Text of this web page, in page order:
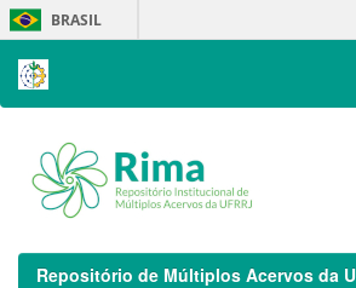
Skip
navigation
BRASIL
Repositório de Múltiplos Acervos da